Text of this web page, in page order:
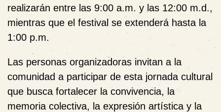
realizarán entre las 9:00 a.m. y las 12:00 m.d.,
mientras que el festival se extenderá hasta la
1:00 p.m.
Las personas organizadoras invitan a la
comunidad a participar de esta jornada cultural
que busca fortalecer la convivencia, la
memoria colectiva, la expresión artística y la